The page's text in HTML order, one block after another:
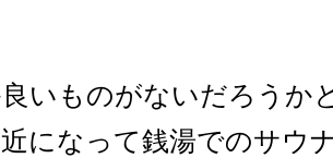
いものがないだろうか
になって銭湯でのサウ